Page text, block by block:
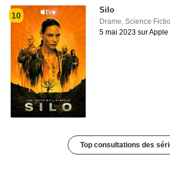
10
Silo
Drame ,Science
5 mai 2023 sur Apple
Top consultations des